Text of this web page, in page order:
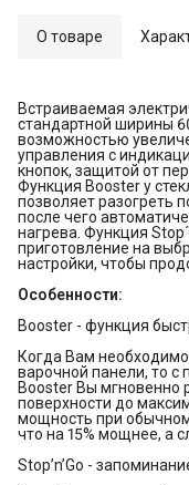
О товаре
Встраиваемая
стандартной ширины
возможностью
управления с
кнопок, защитой от
Функция Booster у
позволяет разогреть
после чего
нагрева. Функция
приготовление на
настройки, чтобы
Особенности:
Booster - функция
Когда Вам
варочной панели, то
Booster Вы мгновенно
поверхности до
мощность при
что на 15% мощнее, а
Stop’n’Go -